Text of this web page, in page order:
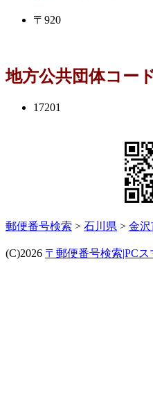
〒920
地方公共団体コー
17201
郵便番号検索 > 石川県 > 金沢
(C)2026 〒郵便番号検索|PCス